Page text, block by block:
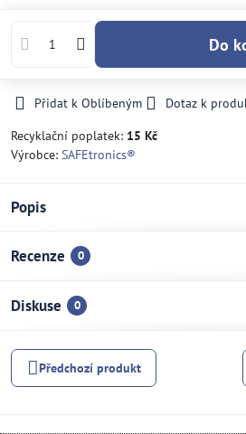
Do
Přidat k Oblíbeným Dotaz k
Recyklační poplatek: 15 Kč
Výrobce: SAFEtronics®
Popis
Recenze 0
Diskuse 0
Předchozí produkt